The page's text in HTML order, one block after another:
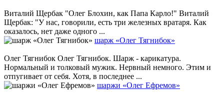
Виталий Щербак "Олег Блохин, как Папа Карло!" Виталий
Щербак: "У нас, говорили, есть три железных вратаря. Как
оказалось, нет даже одного ...
шарж «Олег Тягнибок»
Олег Тягнибок Олег Тягнибок. Шарж - карикатура.
Нормальный и толковый мужик. Нервный немного. Этим и
отпугивает от себя. Хотя, в последнее ...
шаржи «Олег Ефремов»